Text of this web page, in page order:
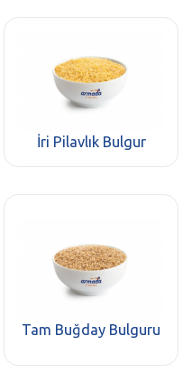
İri Pilavlık Bulgur
Tam Buğday Bulguru